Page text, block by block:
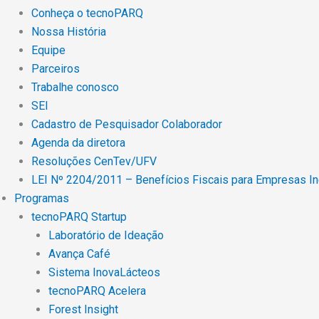
Conheça o tecnoPARQ
Nossa História
Equipe
Parceiros
Trabalhe conosco
SEI
Cadastro de Pesquisador Colaborador
Agenda da diretora
Resoluções CenTev/UFV
LEI Nº 2204/2011 – Benefícios Fiscais para Empresas
Programas
tecnoPARQ Startup
Laboratório de Ideação
Avança Café
Sistema InovaLácteos
tecnoPARQ Acelera
Forest Insight